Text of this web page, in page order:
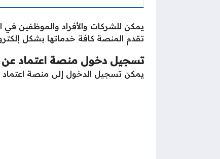
يمكن للشركات والأفراد والموظفين
تقدم المنصة كافة خدماتها بشكل
تسجيل دخول منصة اعتماد عن
يمكن تسجيل الدخول إلى منصة اعتماد